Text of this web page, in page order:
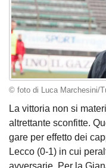
© foto di Luca Marchesini/
La vittoria non si
altrettante sconfitte.
gare per effetto dei
Lecco (0-1) in cui